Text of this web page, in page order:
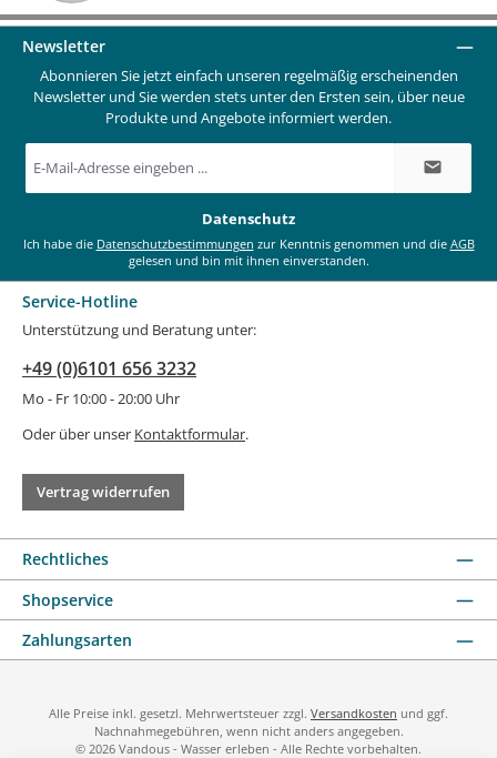
Newsletter
Abonnieren Sie jetzt einfach unseren regelmäßig erscheinenden
Newsletter und Sie werden stets unter den Ersten sein, über neue
Produkte und Angebote informiert werden.
Mail-
Adresse
Datenschutz
Ich habe die Datenschutzbestimmungen zur Kenntnis genommen und die AGB
gelesen und bin mit ihnen einverstanden.
Service-Hotline
Unterstützung und Beratung unter:
+49 (0)6101 656 3232
Mo - Fr 10:00 - 20:00 Uhr
Oder über unser Kontaktformular.
Vertrag widerrufen
Rechtliches
Shopservice
Zahlungsarten
Alle Preise inkl. gesetzl. Mehrwertsteuer zzgl. Versandkosten und ggf.
Nachnahmegebühren, wenn nicht anders angegeben.
© 2026 Vandous - Wasser erleben - Alle Rechte vorbehalten.